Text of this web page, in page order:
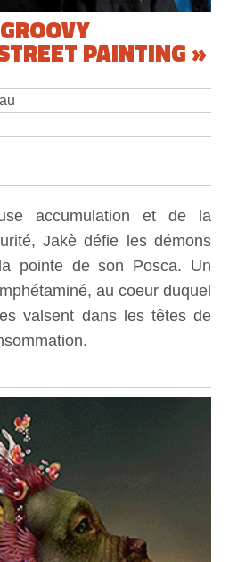
PAINTING »
accumulation et de la
Jakè défie les démons
pointe de son Posca. Un
au coeur duquel
valsent dans les têtes de